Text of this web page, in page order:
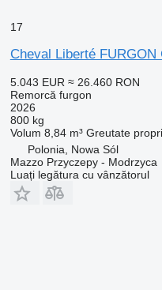
17
Cheval Liberté FURGON
5.043 EUR ≈ 26.460 RON
Remorcă furgon
2026
800 kg
Volum 8,84 m³ Greutate
Polonia, Nowa Sól
Mazzo Przyczepy - Modrzyca
Luați legătura cu vânzătorul